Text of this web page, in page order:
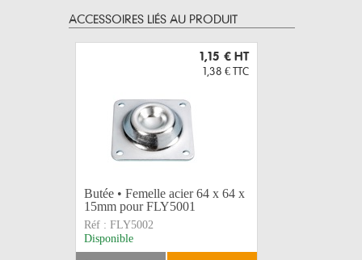
ACCESSOIRES LIÉS AU PRODUIT
1,15 € HT
1,38 € TTC
Butée • Femelle acier 64 x 64 x
15mm pour FLY5001
Réf : FLY5002
Disponible